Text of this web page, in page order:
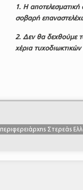
1. Η αποτελεσματική
σοβαρή
2. Δεν θα δεχθούμε
χέρια
περιφερειάρχης Στερεάς